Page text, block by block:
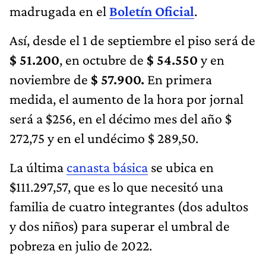
madrugada en el Boletín Oficial.
Así, desde el 1 de septiembre el piso será de
$ 51.200, en octubre de $ 54.550 y en
noviembre de $ 57.900. En primera
medida, el aumento de la hora por jornal
será a $256, en el décimo mes del año $
272,75 y en el undécimo $ 289,50.
La última canasta básica se ubica en
$111.297,57, que es lo que necesitó una
familia de cuatro integrantes (dos adultos
y dos niños) para superar el umbral de
pobreza en julio de 2022.